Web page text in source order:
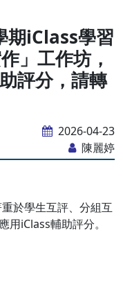
期iClass學習
」工作坊，
評分，請轉
2026-04-23
陳麗婷
於學生互評、分組互
iClass輔助評分。